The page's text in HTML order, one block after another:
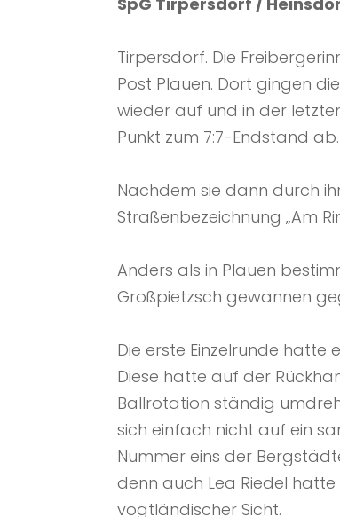
Tirpersdorf. Die
Post Plauen. Dort gingen
wieder auf und in der
Punkt zum 7:7-Endstand
Nachdem sie dann durch
Straßenbezeichnung „Am
Anders als in Plauen
Großpietzsch gewannen
Die erste Einzelrunde hatte
Diese hatte auf der
Ballrotation ständig
sich einfach nicht auf ein
Nummer eins der
denn auch Lea Riedel
vogtländischer Sicht.